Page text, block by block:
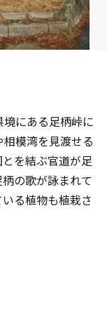
にある足柄峠に
模湾を見渡せる
を結ぶ官道が足
の歌が詠まれて
る植物も植栽さ